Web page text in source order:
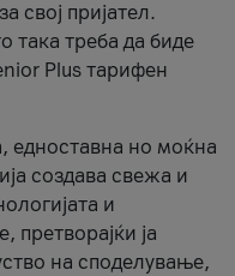
свој пријател.
така треба да биде
Plus тарифен
едноставна но моќна
создава свежа и
и
претворајќи ја
на споделување,